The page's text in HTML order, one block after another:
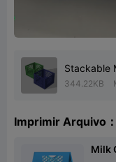
Stackable
344.22KB
Imprimir Arquivo：
Milk